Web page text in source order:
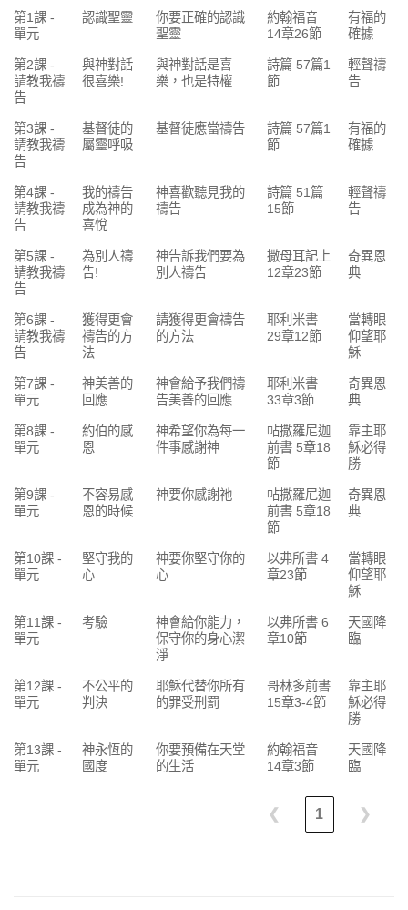
第1課 -
單元
認識聖靈
你要正確的認識
聖靈
約翰福音
14章26節
有福的
確據
第2課 -
請教我禱
告
與神對話
很喜樂!
與神對話是喜
樂，也是特權
詩篇 57篇1
節
輕聲禱
告
第3課 -
請教我禱
告
基督徒的
屬靈呼吸
基督徒應當禱告
詩篇 57篇1
節
有福的
確據
第4課 -
請教我禱
告
我的禱告
成為神的
喜悅
神喜歡聽見我的
禱告
詩篇 51篇
15節
輕聲禱
告
第5課 -
請教我禱
告
為別人禱
告!
神告訴我們要為
別人禱告
撒母耳記上
12章23節
奇異恩
典
第6課 -
請教我禱
告
獲得更會
禱告的方
法
請獲得更會禱告
的方法
耶利米書
29章12節
當轉眼
仰望耶
穌
第7課 -
單元
神美善的
回應
神會給予我們禱
告美善的回應
耶利米書
33章3節
奇異恩
典
第8課 -
單元
約伯的感
恩
神希望你為每一
件事感謝神
帖撒羅尼迦
前書 5章18
節
靠主耶
穌必得
勝
第9課 -
單元
不容易感
恩的時候
神要你感謝祂
帖撒羅尼迦
前書 5章18
節
奇異恩
典
第10課 -
單元
堅守我的
心
神要你堅守你的
心
以弗所書 4
章23節
當轉眼
仰望耶
穌
第11課 -
單元
考驗
神會給你能力，
保守你的身心潔
淨
以弗所書 6
章10節
天國降
臨
第12課 -
單元
不公平的
判決
耶穌代替你所有
的罪受刑罰
哥林多前書
15章3-4節
靠主耶
穌必得
勝
第13課 -
單元
神永恆的
國度
你要預備在天堂
的生活
約翰福音
14章3節
天國降
臨
❮ 1 ❯